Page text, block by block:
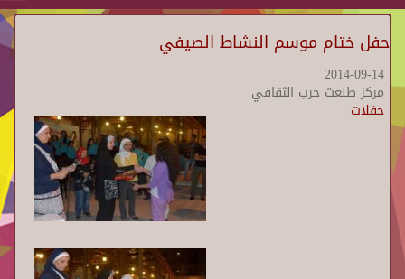
حفل ختام موسم النشاط الصيفي
2014-09-14
مركز طلعت حرب الثقافي
حفلات